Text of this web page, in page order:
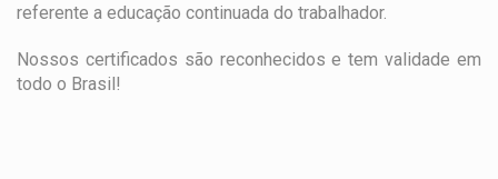
referente a educação continuada do trabalhador.
Nossos certificados são reconhecidos e tem validade em
todo o Brasil!